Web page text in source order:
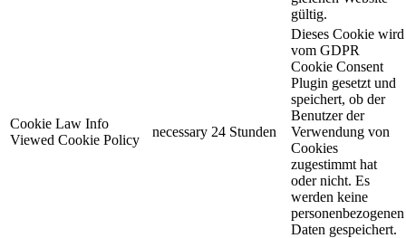
gültig.
Cookie Law Info
Viewed Cookie Policy
necessary 24 Stunden
Dieses Cookie wird
vom GDPR
Cookie Consent
Plugin gesetzt und
speichert, ob der
Benutzer der
Verwendung von
Cookies
zugestimmt hat
oder nicht. Es
werden keine
personenbezogenen
Daten gespeichert.